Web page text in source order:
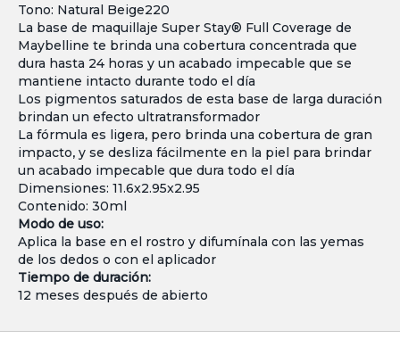
Tono: Natural Beige220
La base de maquillaje Super Stay® Full Coverage de
Maybelline te brinda una cobertura concentrada que
dura hasta 24 horas y un acabado impecable que se
mantiene intacto durante todo el día
Los pigmentos saturados de esta base de larga duración
brindan un efecto ultratransformador
La fórmula es ligera, pero brinda una cobertura de gran
impacto, y se desliza fácilmente en la piel para brindar
un acabado impecable que dura todo el día
Dimensiones: 11.6x2.95x2.95
Contenido: 30ml
Modo de uso:
Aplica la base en el rostro y difumínala con las yemas
de los dedos o con el aplicador
Tiempo de duración:
12 meses después de abierto